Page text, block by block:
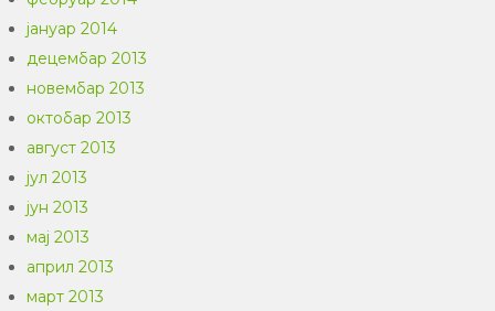
јануар 2014
децембар 2013
новембар 2013
октобар 2013
август 2013
јул 2013
јун 2013
мај 2013
април 2013
март 2013